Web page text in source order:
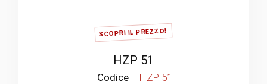
SCOPRI IL PREZZO!
HZP 51
Codice
HZP 51